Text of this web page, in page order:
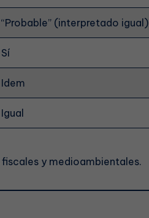
“Probable” (interpretado igual)
Sí
Idem
Igual
y medioambientales.